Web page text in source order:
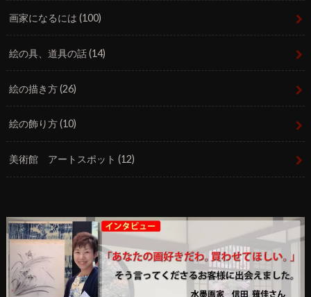
画家になるには(100)
絵の具、道具の話(14)
絵の描き方(26)
絵の飾り方(10)
美術館 アートスポット(12)